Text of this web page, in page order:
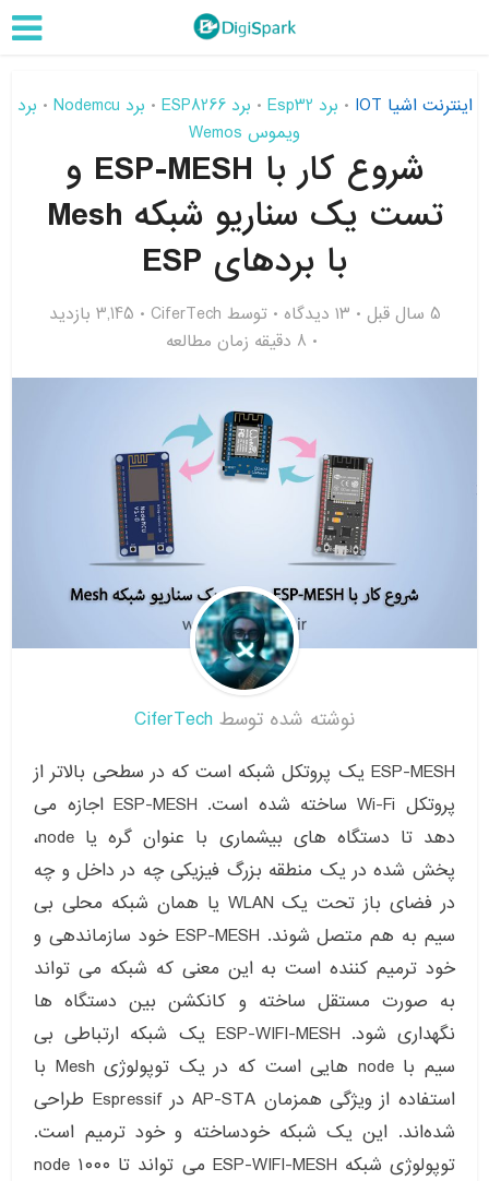
اینترنت اشیا IOT • برد Esp32 • برد ESP8266 • برد Nodemcu • برد
ویموس Wemos
شروع کار با ESP-MESH و
تست یک سناریو شبکه Mesh
با بردهای ESP
5 سال قبل ۱۳ دیدگاه توسط CiferTech
3,145 بازدید
8 دقیقه زمان مطالعه
نوشته شده توسط CiferTech
ESP-MESH یک پروتکل شبکه است که در سطحی بالاتر از
پروتکل Wi-Fi ساخته شده است. ESP-MESH اجازه می
دهد تا دستگاه های بیشماری با عنوان گره یا node،
پخش شده در یک منطقه بزرگ فیزیکی چه در داخل و چه
در فضای باز تحت یک WLAN یا همان شبکه محلی بی
سیم به هم متصل شوند. ESP-MESH خود سازماندهی و
خود ترمیم کننده است به این معنی که شبکه می تواند
به صورت مستقل ساخته و کانکشن بین دستگاه ها
نگهداری شود. ESP-WIFI-MESH یک شبکه ارتباطی بی
سیم با node هایی است که در یک توپولوژی Mesh با
استفاده از ویژگی همزمان AP-STA در Espressif طراحی
شده‌اند. این یک شبکه خودساخته و خود ترمیم است.
توپولوژی شبکه ESP-WIFI-MESH می تواند تا ۱۰۰۰ node